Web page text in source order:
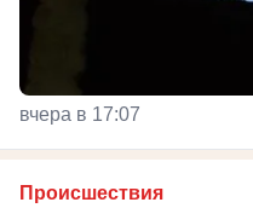
вчера в 17:07
Происшествия